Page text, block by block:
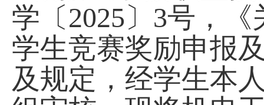
学〔2025〕3号，
学生竞赛奖励申报
及规定，经学生本